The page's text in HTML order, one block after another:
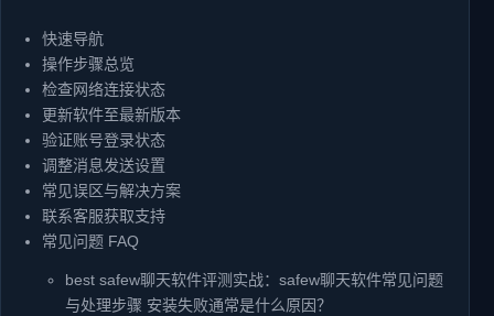
快速导航
操作步骤总览
检查网络连接状态
更新软件至最新版本
验证账号登录状态
调整消息发送设置
常见误区与解决方案
联系客服获取支持
常见问题 FAQ
best safew聊天软件评测实战：safew聊天软件常见问题
与处理步骤 安装失败通常是什么原因？